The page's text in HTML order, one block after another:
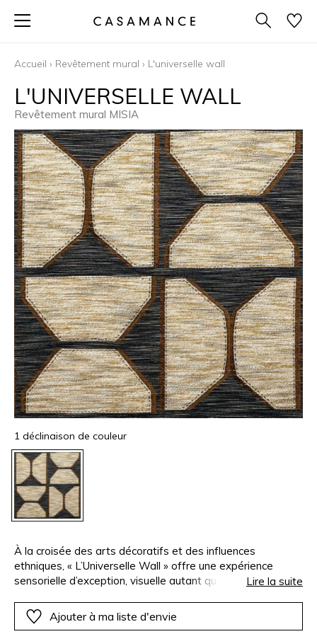
Accueil › Revêtement mural › L'universelle wall
L'UNIVERSELLE WALL
Revêtement mural MISIA
1 déclinaison de couleur
À la croisée des arts décoratifs et des influences
ethniques, « L’Universelle Wall » offre une expérience
sensorielle d’exception, visuelle autant que tactile. Au
aplats géométriques d’une noble rusticité. À l’arrière-plan,
un maillage serré de fils noirs et ivoire crée une vibration
Lire la suite
Ajouter à ma liste d'envie